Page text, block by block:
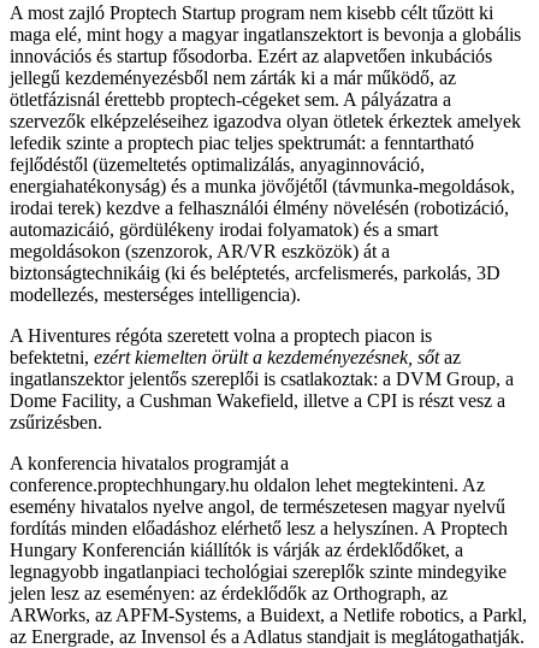
A most zajló Proptech Startup program nem kisebb célt tűzött ki
maga elé, mint hogy a magyar ingatlanszektort is bevonja a globális
innovációs és startup fősodorba. Ezért az alapvetően inkubációs
jellegű kezdeményezésből nem zárták ki a már működő, az
ötletfázisnál érettebb proptech-cégeket sem. A pályázatra a
szervezők elképzeléseihez igazodva olyan ötletek érkeztek amelyek
lefedik szinte a proptech piac teljes spektrumát: a fenntartható
fejlődéstől (üzemeltetés optimalizálás, anyaginnováció,
energiahatékonyság) és a munka jövőjétől (távmunka-megoldások,
irodai terek) kezdve a felhasználói élmény növelésén (robotizáció,
automazicáió, gördülékeny irodai folyamatok) és a smart
megoldásokon (szenzorok, AR/VR eszközök) át a
biztonságtechnikáig (ki és beléptetés, arcfelismerés, parkolás, 3D
modellezés, mesterséges intelligencia).
A Hiventures régóta szeretett volna a proptech piacon is
befektetni, ezért kiemelten örült a kezdeményezésnek, sőt az
ingatlanszektor jelentős szereplői is csatlakoztak: a DVM Group, a
Dome Facility, a Cushman Wakefield, illetve a CPI is részt vesz a
zsűrizésben.
A konferencia hivatalos programját a
conference.proptechhungary.hu oldalon lehet megtekinteni. Az
esemény hivatalos nyelve angol, de természetesen magyar nyelvű
fordítás minden előadáshoz elérhető lesz a helyszínen. A Proptech
Hungary Konferencián kiállítók is várják az érdeklődőket, a
legnagyobb ingatlanpiaci techológiai szereplők szinte mindegyike
jelen lesz az eseményen: az érdeklődők az Orthograph, az
ARWorks, az APFM-Systems, a Buidext, a Netlife robotics, a Parkl,
az Energrade, az Invensol és a Adlatus standjait is meglátogathatják.